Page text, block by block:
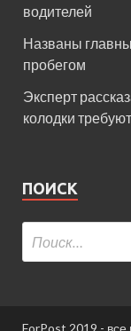
водителей
Названы
пробегом
Эксперт
колодки
ПОИСК